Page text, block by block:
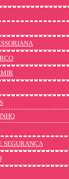
SEGURANÇA